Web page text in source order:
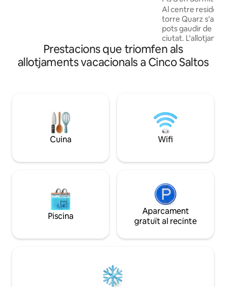
fàcilment.
Al centre
torre Quarz s'alça
pots gaudir de les
ciutat.
metres d'un
a 500 metres de
Comahue (Coto)
nevera amb
torradora, vaixella
Prestacions que triomfen als
allotjaments vacacionals a Cinco Saltos
Cuina Wifi
Piscina
Aparcament
gratuït al recinte